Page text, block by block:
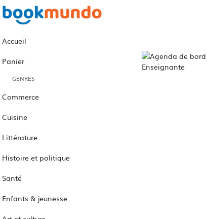
Accueil
Panier
GENRES
Commerce
Cuisine
Littérature
Histoire et politique
Santé
Enfants & jeunesse